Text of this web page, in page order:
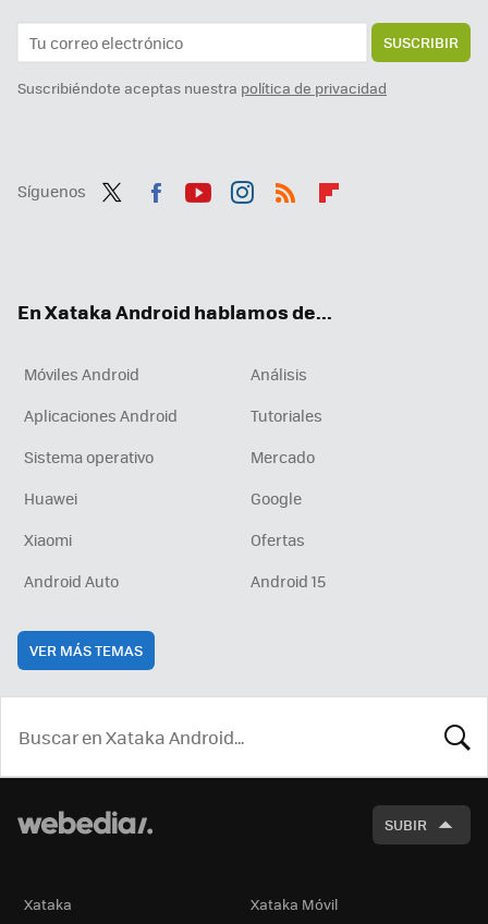
SUSCRIBIR
Suscribiéndote aceptas nuestra política de privacidad
Síguenos
En Xataka Android hablamos de...
Móviles Android
Análisis
Aplicaciones Android
Tutoriales
Sistema operativo
Mercado
Huawei
Google
Xiaomi
Ofertas
Android Auto
Android 15
VER MÁS TEMAS
SUBIR
Xataka Xataka Móvil